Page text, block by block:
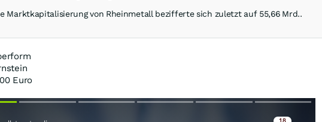
Marktkapitalisierung von Rheinmetall bezifferte sich zuletzt auf 55,66 Mrd..
Euro